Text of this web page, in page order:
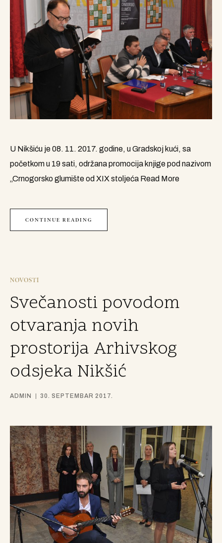
U Nikšiću je 08. 11. 2017. godine, u Gradskoj kući, sa
početkom u 19 sati, održana promocija knjige pod nazivom
„Crnogorsko glumište od XIX stoljeća Read More
CONTINUE READING
NOVOSTI
Svečanosti povodom
otvaranja novih
prostorija Arhivskog
odsjeka Nikšić
ADMIN 30. SEPTEMBAR 2017.